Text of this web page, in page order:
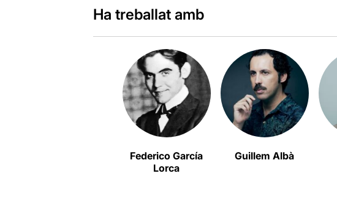
Ha treballat amb
Federico García
Lorca
Guillem Albà